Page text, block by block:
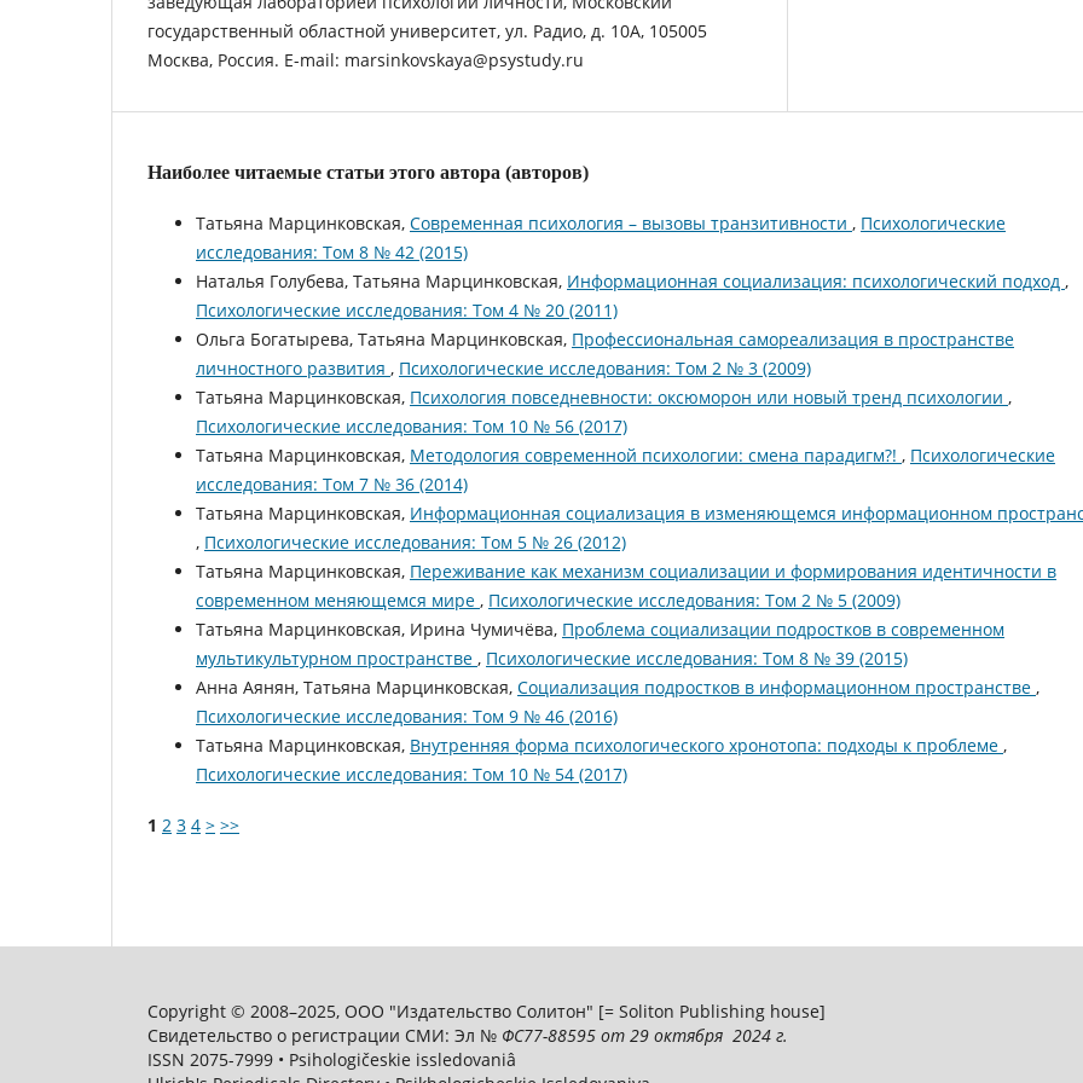
государственный областной университет, ул. Радио, д. 10А, 105005
Москва, Россия. E-mail: marsinkovskaya@psystudy.ru
Наиболее читаемые статьи этого автора (авторов)
Татьяна Марцинковская, Современная психология – вызовы транзитивности , Психологические
исследования: Том 8 № 42 (2015)
Наталья Голубева, Татьяна Марцинковская, Информационная социализация: психологический подход ,
Психологические исследования: Том 4 № 20 (2011)
Ольга Богатырева, Татьяна Марцинковская, Профессиональная самореализация в пространстве
личностного развития , Психологические исследования: Том 2 № 3 (2009)
Татьяна Марцинковская, Психология повседневности: оксюморон или новый тренд психологии ,
Психологические исследования: Том 10 № 56 (2017)
Татьяна Марцинковская, Методология современной психологии: смена парадигм?! , Психологические
исследования: Том 7 № 36 (2014)
Татьяна Марцинковская, Информационная социализация в изменяющемся информационном
, Психологические исследования: Том 5 № 26 (2012)
Татьяна Марцинковская, Переживание как механизм социализации и формирования идентичности в
современном меняющемся мире , Психологические исследования: Том 2 № 5 (2009)
Татьяна Марцинковская, Ирина Чумичёва, Проблема социализации подростков в современном
мультикультурном пространстве , Психологические исследования: Том 8 № 39 (2015)
Анна Аянян, Татьяна Марцинковская, Социализация подростков в информационном пространстве ,
Психологические исследования: Том 9 № 46 (2016)
Татьяна Марцинковская, Внутренняя форма психологического хронотопа: подходы к проблеме ,
Психологические исследования: Том 10 № 54 (2017)
1 2 3 4 > >>
Copyright © 2008–2025, ООО "Издательство Солитон" [= Soliton Publishing house]
Свидетельство о регистрации СМИ: Эл № ФС77-88595 от 29 октября 2024 г.
ISSN 2075-7999 • Psihologičeskie issledovaniâ